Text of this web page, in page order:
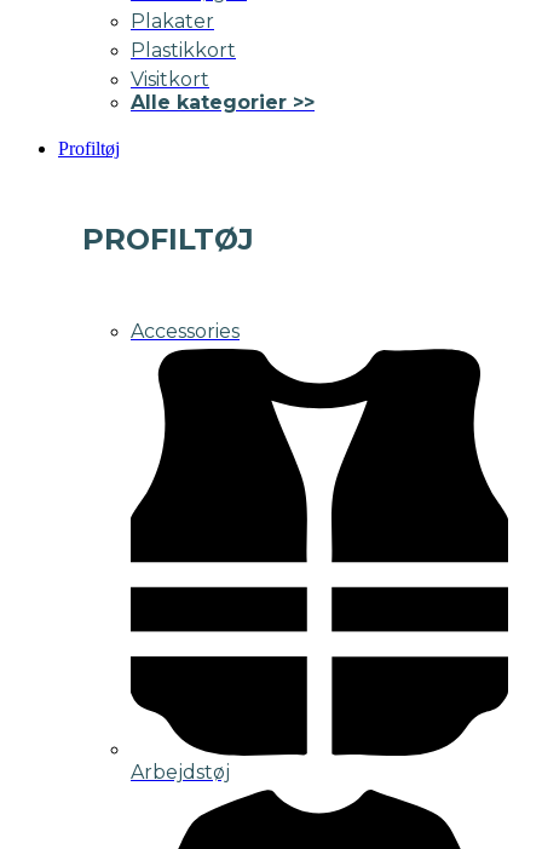
Plakater
Plastikkort
Visitkort
Alle kategorier >>
Profiltøj
PROFILTØJ
Accessories
Arbejdstøj